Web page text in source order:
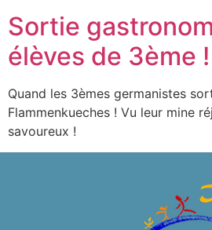
Sortie
élèves de 3ème !
Quand les 3èmes germanistes
Flammenkueches ! Vu leur mine
savoureux !